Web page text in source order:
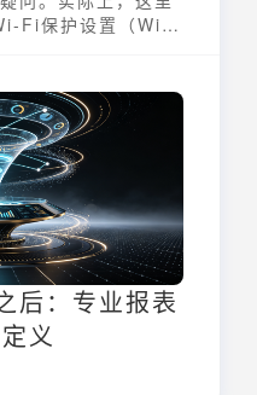
Fi保护设置（Wi-
商业智能）则是一
化为可操作信息的
说，WPS与BI并没
探讨WPS的真正含
的应用。
后：专业报表
义